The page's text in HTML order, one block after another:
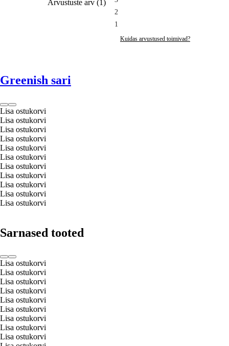
Arvustuste arv (1)
2
1
Kuidas arvustused toimivad?
Greenish sari
Lisa ostukorvi
Lisa ostukorvi
Lisa ostukorvi
Lisa ostukorvi
Lisa ostukorvi
Lisa ostukorvi
Lisa ostukorvi
Lisa ostukorvi
Lisa ostukorvi
Lisa ostukorvi
Lisa ostukorvi
Sarnased tooted
Lisa ostukorvi
Lisa ostukorvi
Lisa ostukorvi
Lisa ostukorvi
Lisa ostukorvi
Lisa ostukorvi
Lisa ostukorvi
Lisa ostukorvi
Lisa ostukorvi